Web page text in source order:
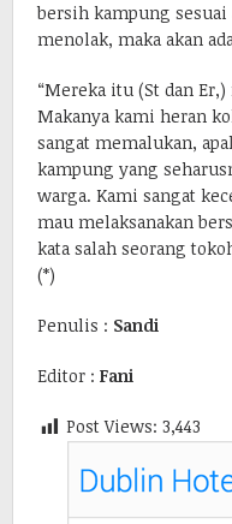
bersih kampung sesuai
menolak, maka akan
“Mereka itu (St dan
Makanya kami heran
sangat memalukan,
kampung yang
warga. Kami sangat
mau melaksanakan
kata salah seorang
(*)
Penulis : Sandi
Editor : Fani
Post Views: 3,443